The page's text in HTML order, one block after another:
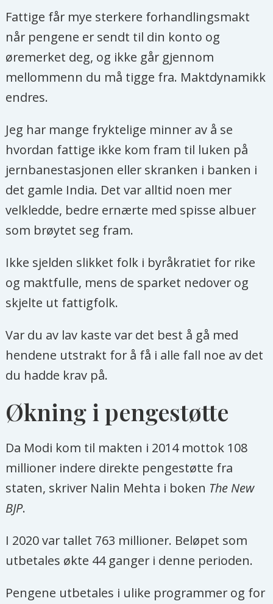
Fattige får mye sterkere forhandlingsmakt
når pengene er sendt til din konto og
øremerket deg, og ikke går gjennom
mellommenn du må tigge fra. Maktdynamikk
endres.
Jeg har mange fryktelige minner av å se
hvordan fattige ikke kom fram til luken på
jernbanestasjonen eller skranken i banken i
det gamle India. Det var alltid noen mer
velkledde, bedre ernærte med spisse albuer
som brøytet seg fram.
Ikke sjelden slikket folk i byråkratiet for rike
og maktfulle, mens de sparket nedover og
skjelte ut fattigfolk.
Var du av lav kaste var det best å gå med
hendene utstrakt for å få i alle fall noe av det
du hadde krav på.
Økning i pengestøtte
Da Modi kom til makten i 2014 mottok 108
millioner indere direkte pengestøtte fra
staten, skriver Nalin Mehta i boken The New
BJP.
I 2020 var tallet 763 millioner. Beløpet som
utbetales økte 44 ganger i denne perioden.
Pengene utbetales i ulike programmer og for